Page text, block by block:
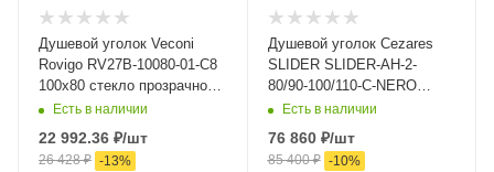
Душевой уголок Veconi
Rovigo RV27B-10080-01-C8
100х80 стекло прозрачное
профиль черный без
Есть в наличии
22 992.36 ₽/шт
26 428₽ -13%
Душевой уголок Cezares
SLIDER SLIDER-AH-2-
80/90-100/110-C-NERO
100х80 стекло прозрачное
профиль черный без
поддона
Есть в наличии
76 860₽/шт
85 400₽ -10%